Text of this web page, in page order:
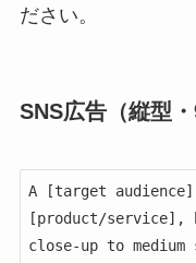
ださい。
SNS広告（縦型・
A [target
[product/service],
close-up to